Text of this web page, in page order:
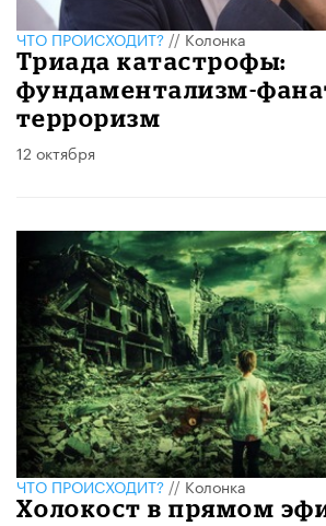
ЧТО ПРОИСХОДИТ?//Колонка
Триада катастрофы:
фундаментализм-
терроризм
12 октября
ЧТО ПРОИСХОДИТ?//Колонка
Холокост в прямом